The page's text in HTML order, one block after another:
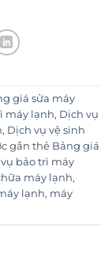
giá sửa máy
máy lạnh, Dịch vụ
, Dịch vụ vệ sinh
gắn thẻ Bảng giá
bảo trì máy
máy lạnh,
lạnh, máy